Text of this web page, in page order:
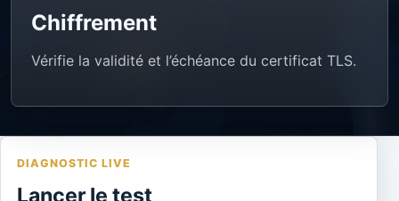
Chiffrement
Vérifie la validité et l’échéance du certificat TLS.
DIAGNOSTIC LIVE